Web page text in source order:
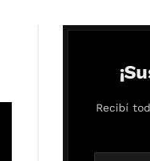
Recibí